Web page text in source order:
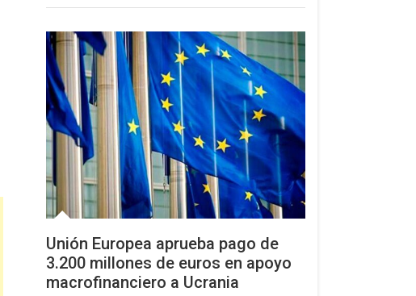
Unión Europea aprueba pago de
3.200 millones de euros en apoyo
macrofinanciero a Ucrania